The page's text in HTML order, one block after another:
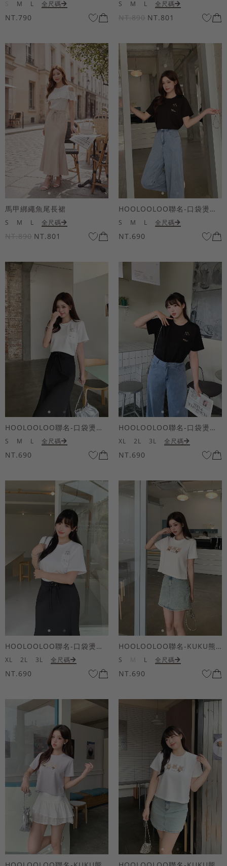
M L 全尺碼
NT.790
S M L 全尺碼
NT.890 NT.801
馬甲綁繩魚尾長裙
S M L 全尺碼
NT.890 NT.801
HOOLOOLOO聯名-口袋燙金KUKU熊短袖上衣
S M L 全尺碼
NT.690
HOOLOOLOO聯名-口袋燙金KUKU熊短袖上衣
S M L 全尺碼
NT.690
HOOLOOLOO聯名-口袋燙金KUKU熊短袖上衣
XL 2L 3L 全尺碼
NT.690
HOOLOOLOO聯名-口袋燙金KUKU熊短袖上衣
XL 2L 3L 全尺碼
NT.690
HOOLOOLOO聯名-KUKU熊蝴蝶結短袖上衣
S L 全尺碼
NT.690